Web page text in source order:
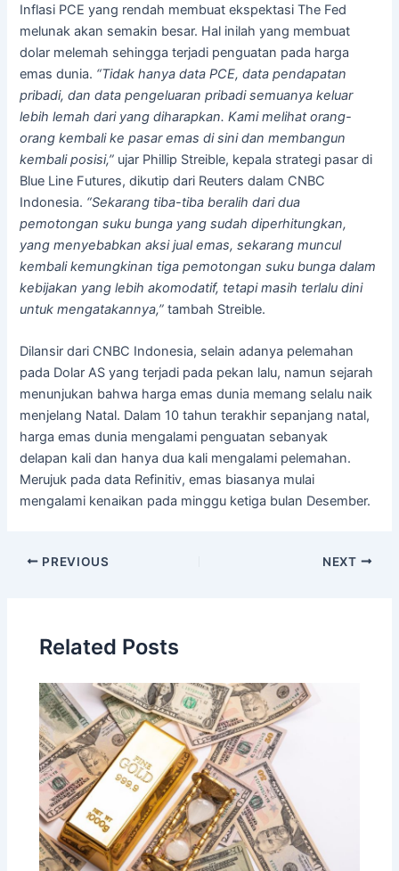
Inflasi PCE yang rendah membuat ekspektasi The Fed
melunak akan semakin besar. Hal inilah yang membuat
dolar melemah sehingga terjadi penguatan pada harga
emas dunia. “Tidak hanya data PCE, data pendapatan
pribadi, dan data pengeluaran pribadi semuanya keluar
lebih lemah dari yang diharapkan. Kami melihat orang-
orang kembali ke pasar emas di sini dan membangun
kembali posisi,” ujar Phillip Streible, kepala strategi pasar di
Blue Line Futures, dikutip dari Reuters dalam CNBC
Indonesia. “Sekarang tiba-tiba beralih dari dua
pemotongan suku bunga yang sudah diperhitungkan,
yang menyebabkan aksi jual emas, sekarang muncul
kembali kemungkinan tiga pemotongan suku bunga dalam
kebijakan yang lebih akomodatif, tetapi masih terlalu dini
untuk mengatakannya,”tambah Streible.
Dilansir dari CNBC Indonesia, selain adanya pelemahan
pada Dolar AS yang terjadi pada pekan lalu, namun sejarah
menunjukan bahwa harga emas dunia memang selalu naik
menjelang Natal. Dalam 10 tahun terakhir sepanjang natal,
harga emas dunia mengalami penguatan sebanyak
delapan kali dan hanya dua kali mengalami pelemahan.
Merujuk pada data Refinitiv, emas biasanya mulai
mengalami kenaikan pada minggu ketiga bulan Desember.
PREVIOUS NEXT
Related Posts